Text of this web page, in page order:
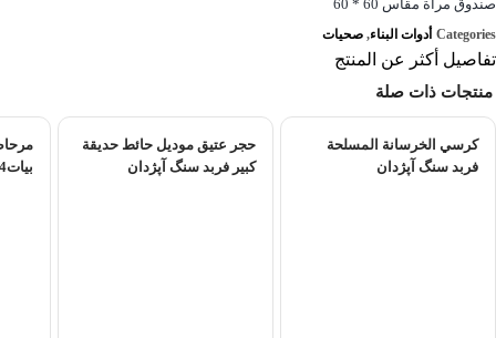
صندوق مرآة مقاس 60 * 60
Categories أدوات البناء, صحیات
تفاصيل أكثر عن المنتج
منتجات ذات صلة
كرسي الخرسانة المسلحة
فربد سنگ آپژدان
حجر عتيق موديل حائط حديقة
كبير فربد سنگ آپژدان
بیات4